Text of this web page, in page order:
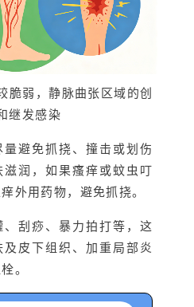
脆弱，静脉曲张区域的创
继发感染
避免抓挠、撞击或划伤
润，如果瘙痒或蚊虫叮
外用药物，避免抓挠。
刮痧、暴力拍打等，这
皮下组织、加重局部炎
。